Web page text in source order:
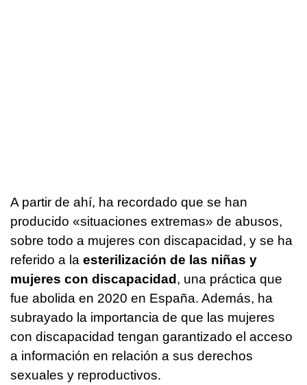
A partir de ahí, ha recordado que se han
producido «situaciones extremas» de abusos,
sobre todo a mujeres con discapacidad, y se ha
referido a la esterilización de las niñas y
mujeres con discapacidad , una práctica que
fue abolida en 2020 en España. Además, ha
subrayado la importancia de que las mujeres
con discapacidad tengan garantizado el acceso
a información en relación a sus derechos
sexuales y reproductivos.